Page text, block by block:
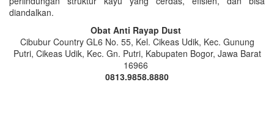
diandalkan.
Obat Anti Rayap Dust
Cibubur Country GL6 No. 55, Kel. Cikeas Udik, Kec. Gunung
Putri, Cikeas Udik, Kec. Gn. Putri, Kabupaten Bogor, Jawa Barat
16966
0813.9858.8880